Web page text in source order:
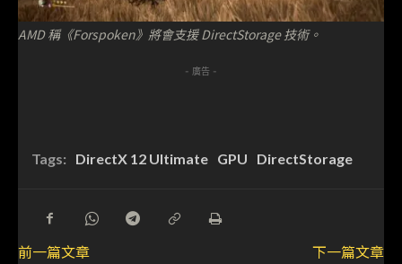
AMD 稱《Forspoken》將會支援 DirectStorage 技術。
- 廣告 -
Tags: DirectX 12 Ultimate GPU DirectStorage
前一篇文章
下一篇文章